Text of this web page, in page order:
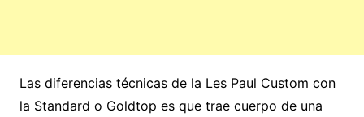
Las diferencias técnicas de la Les Paul Custom con
la Standard o Goldtop es que trae cuerpo de una